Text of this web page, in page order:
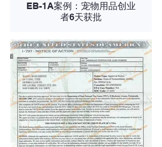
EB-1A案例：宠物用品创业
者6天获批